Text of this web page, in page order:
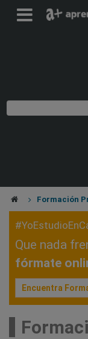
Formación
Que nada
fórmate
Encuentra